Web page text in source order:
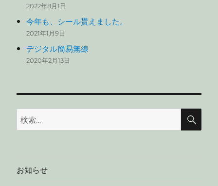
2022年8月1日
今年も、シール貰えました。
2021年1月9日
デジタル簡易無線
2020年2月13日
検
索:
検
お知らせ